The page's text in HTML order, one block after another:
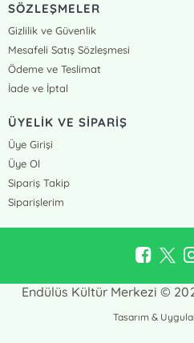
SÖZLEŞMELER
Gizlilik ve Güvenlik
Mesafeli Satış Sözleşmesi
Ödeme ve Teslimat
İade ve İptal
ÜYELİK VE SİPARİŞ
Üye Girişi
Üye Ol
Sipariş Takip
Siparişlerim
Endülüs Kültür Merkezi ©
Tasarım &